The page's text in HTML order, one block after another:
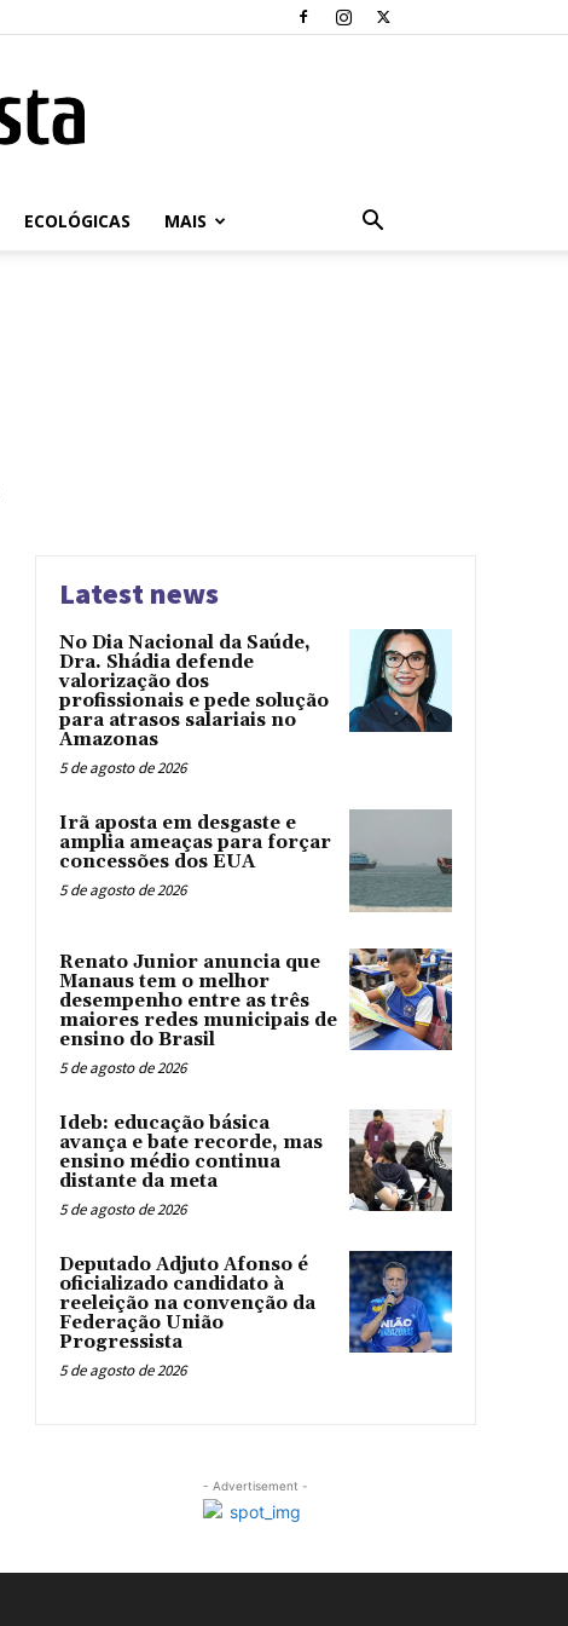
ECOLÓGICAS MAIS
Latest news
No Dia Nacional da Saúde,
Dra. Shádia defende
valorização dos
profissionais e pede solução
para atrasos salariais no
Amazonas
5 de agosto de 2026
Irã aposta em desgaste e
amplia ameaças para forçar
concessões dos EUA
5 de agosto de 2026
Renato Junior anuncia que
Manaus tem o melhor
desempenho entre as três
maiores redes municipais de
ensino do Brasil
5 de agosto de 2026
Ideb: educação básica
avança e bate recorde, mas
ensino médio continua
distante da meta
5 de agosto de 2026
Deputado Adjuto Afonso é
oficializado candidato à
reeleição na convenção da
Federação União
Progressista
5 de agosto de 2026
- Advertisement -